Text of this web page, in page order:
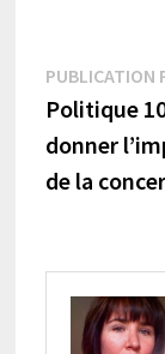
de
l’article
PUBLICATION
Politique
donner
de la